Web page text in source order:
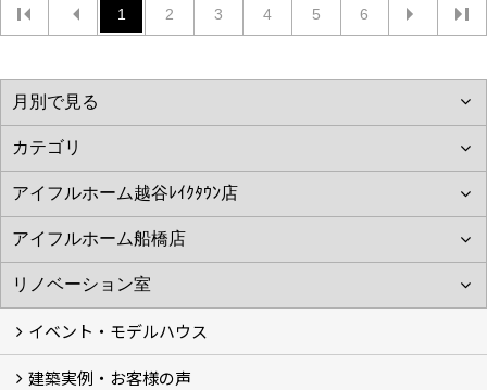
1 2 3 4 5 6
イベント・モデルハウス
イベント
モデルハウス見学
建築実例・お客様の声